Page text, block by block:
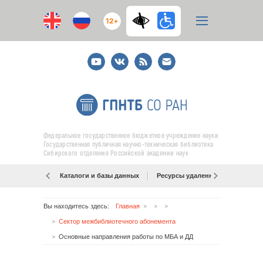
12+
YoutubeВКонтакте
RSS
E-
mail
подписка
Федеральное государственное бюджетное учреждение науки
Государственная публичная научно-техническая библиотека
Сибирского отделения Российской академии наук
Каталоги и базы данных Ресурсы удаленного доступа
Вы находитесь здесь: Главная
Сектор межбиблиотечного абонемента
Основные направления работы по МБА и ДД